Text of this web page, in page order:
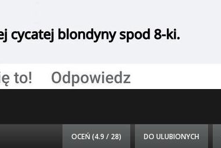
OCEŃ (4.9 / 28) DO ULUBIONYCH